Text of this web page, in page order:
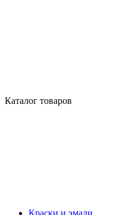
Каталог товаров
Краски и эмали